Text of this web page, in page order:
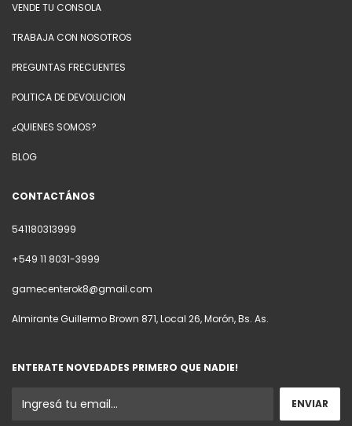
VENDE TU CONSOLA
TRABAJA CON NOSOTROS
PREGUNTAS FRECUENTES
POLITICA DE DEVOLUCION
¿QUIENES SOMOS?
BLOG
CONTACTÁNOS
541180313999
+549 11 8031-3999
gamecenterok8@gmail.com
Almirante Guillermo Brown 871, Local 26, Morón, Bs. As.
ENTERATE NOVEDADES PRIMERO QUE NADIE!